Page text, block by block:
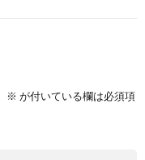
※ が付いている欄は必須項